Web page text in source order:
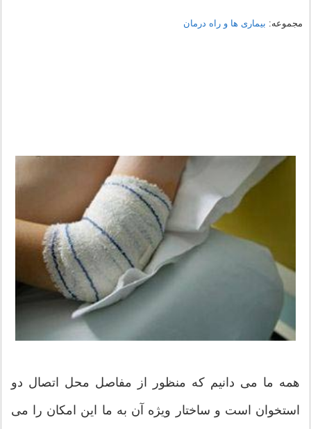
مجموعه: بیماری ها و راه درمان
همه ما می دانیم که منظور از مفاصل محل اتصال دو
استخوان است و ساختار ویژه آن به ما این امکان را می